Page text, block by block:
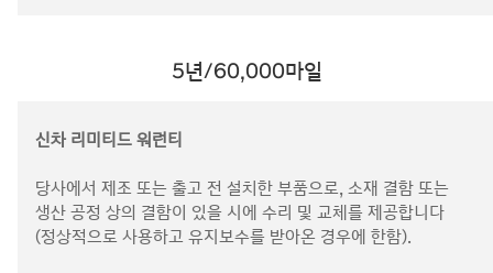
5년/60,000마일
신차 리미티드 워런티
당사에서 제조 또는 출고 전 설치한 부품으로, 소재 결함 또는
생산 공정 상의 결함이 있을 시에 수리 및 교체를 제공합니다
(정상적으로 사용하고 유지보수를 받아온 경우에 한함).